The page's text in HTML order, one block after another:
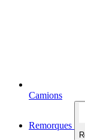
Camions
Remorques